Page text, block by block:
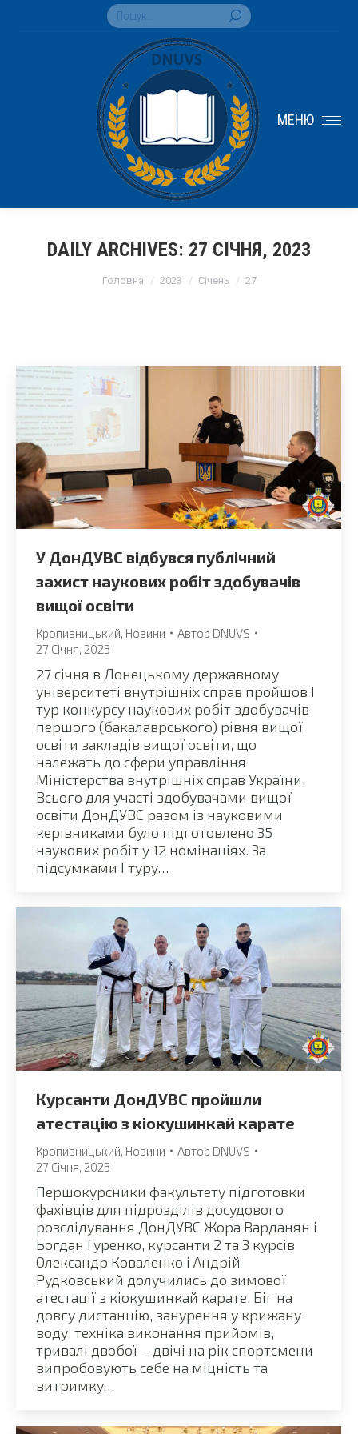
Search:
МЕНЮ
DAILY ARCHIVES: 27 СІЧНЯ, 2023
Головна 2023 Січень 27
У ДонДУВС відбувся публічний
захист наукових робіт здобувачів
вищої освіти
Кропивницький Новини Автор DNUVS
27 Січня, 2023
27 січня в Донецькому державному
університеті внутрішніх справ пройшов І
тур конкурсу наукових робіт здобувачів
першого (бакалаврського) рівня вищої
освіти закладів вищої освіти, що
належать до сфери управління
Міністерства внутрішніх справ України.
Всього для участі здобувачами вищої
освіти ДонДУВС разом із науковими
керівниками було підготовлено 35
наукових робіт у 12 номінаціях. За
підсумками І туру…
Курсанти ДонДУВС пройшли
атестацію з кіокушинкай карате
Кропивницький Новини Автор DNUVS
27 Січня, 2023
Першокурсники факультету підготовки
фахівців для підрозділів досудового
розслідування ДонДУВС Жора Варданян і
Богдан Гуренко, курсанти 2 та 3 курсів
Олександр Коваленко і Андрій
Рудковський долучились до зимової
атестації з кіокушинкай карате. Біг на
довгу дистанцію, занурення у крижану
воду, техніка виконання прийомів,
тривалі двобої – двічі на рік спортсмени
випробовують себе на міцність та
витримку…